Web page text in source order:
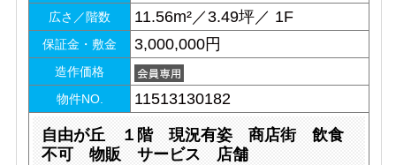
広さ／階数 11.56m²／3.49坪／ 1F
保証金・敷金 3,000,000円
造作価格
物件NO.
11513130182
自由が丘 １階 現況有姿 商店街 飲食
不可 物販 サービス 店舗